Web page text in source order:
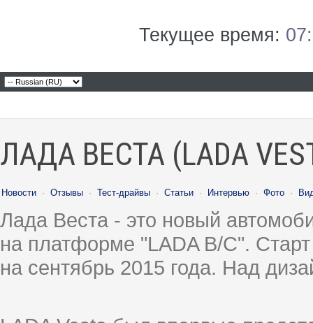
Текущее время:
ЛАДА ВЕСТА (LADA
Новости · Отзывы · Тест-драйвы · Статьи · Интервью · Фото ·
Лада Веста - это новый
на платформе "LADA B/C".
на сентябрь 2015 года. Над